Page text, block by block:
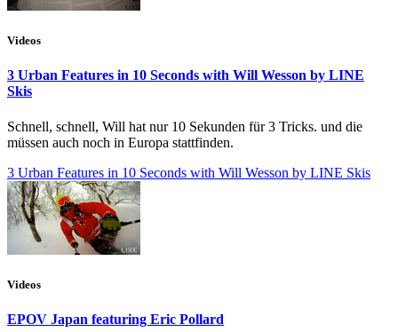
Videos
3 Urban Features in 10 Seconds with Will Wesson by LINE
Skis
Schnell, schnell, Will hat nur 10 Sekunden für 3 Tricks. und die
müssen auch noch in Europa stattfinden.
3 Urban Features in 10 Seconds with Will Wesson by LINE Skis
Videos
EPOV Japan featuring Eric Pollard